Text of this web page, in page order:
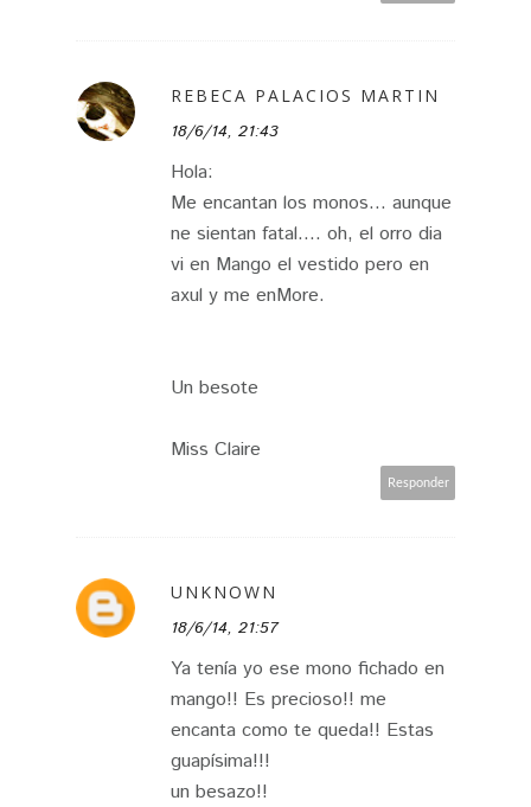
REBECA PALACIOS MARTIN
18/6/14, 21:43
Hola:
Me encantan los monos... aunque
ne sientan fatal.... oh, el orro dia
vi en Mango el vestido pero en
axul y me enMore.
Un besote
Miss Claire
Responder
UNKNOWN
18/6/14, 21:57
Ya tenía yo ese mono fichado en
mango!! Es precioso!! me
encanta como te queda!! Estas
guapísima!!!
un besazo!!